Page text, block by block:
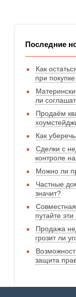
Последние
Как
при
ли
Продаём
Как
Сделки с
контроле
Можно ли
Частные
значит?
путайте
Продажа
грозит ли
защита